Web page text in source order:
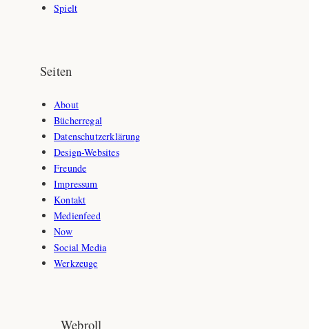
Spielt
Seiten
About
Bücherregal
Datenschutzerklärung
Design-Websites
Freunde
Impressum
Kontakt
Medienfeed
Now
Social Media
Werkzeuge
Webroll